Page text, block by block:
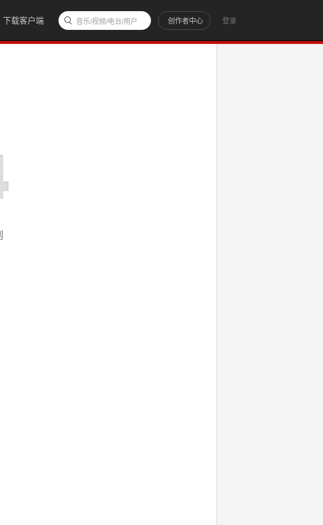
下载客户端 登录
创作者中心
音乐/视频/电台/用户